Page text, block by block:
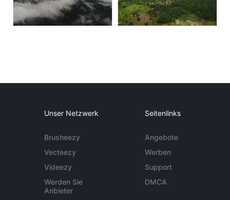
Unser Netzwerk
Brusheezy
Vecteezy
Videezy
Werden Sie
Anbieter
Seitenlinks
Angebote
Werben
Support
DMCA